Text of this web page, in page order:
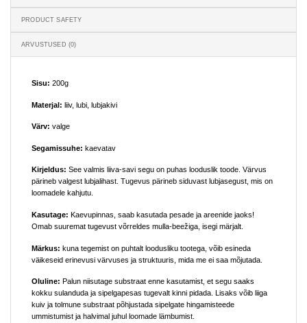
PRODUCT SAFETY
ARVUSTUSED (0)
Sisu: 200g
Materjal: liiv, lubi, lubjakivi
Värv: valge
Segamissuhe: kaevatav
Kirjeldus: See valmis liiva-savi segu on puhas looduslik toode. Värvus
pärineb valgest lubjalihast. Tugevus pärineb siduvast lubjasegust, mis on
loomadele kahjutu.
Kasutage: Kaevupinnas, saab kasutada pesade ja areenide jaoks!
Omab suuremat tugevust võrreldes mulla-beežiga, isegi märjalt.
Märkus: kuna tegemist on puhtalt loodusliku tootega, võib esineda
väikeseid erinevusi värvuses ja struktuuris, mida me ei saa mõjutada.
Oluline: Palun niisutage substraat enne kasutamist, et segu saaks
kokku sulanduda ja sipelgapesas tugevalt kinni pidada. Lisaks võib liiga
kuiv ja tolmune substraat põhjustada sipelgate hingamisteede
ummistumist ja halvimal juhul loomade lämbumist.